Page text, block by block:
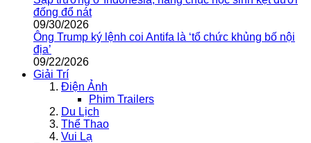
đống đổ nát
09/30/2026
Ông Trump ký lệnh coi Antifa là ‘tổ chức khủng bố nội
địa’
09/22/2026
Giải Trí
Điện Ảnh
Phim Trailers
Du Lịch
Thể Thao
Vui Lạ